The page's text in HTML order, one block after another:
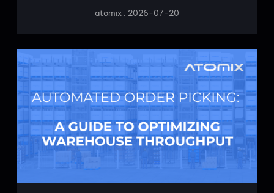
atomix 2026-07-20